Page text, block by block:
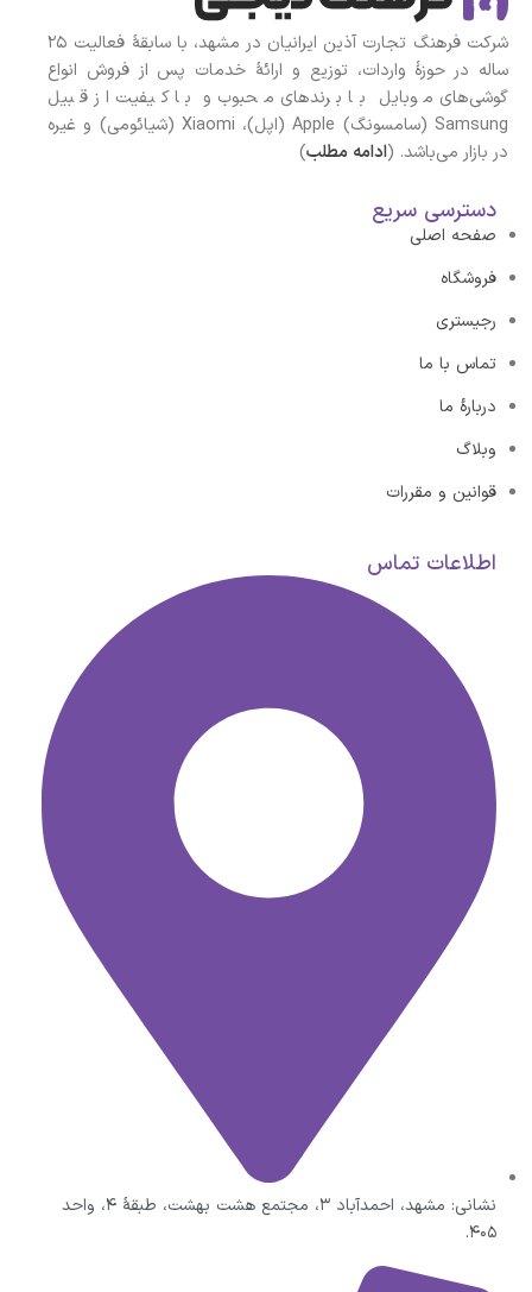
شرکت فرهنگ تجارت آذین ایرانیان در مشهد، با سابقهٔ فعالیت ۲۵
ساله در حوزهٔ واردات، توزیع و ارائهٔ خدمات پس از فروش انواع
گوشی‌های موبایل با برندهای محبوب و با کیفیت از قبیل
Samsung (سامسونگ) Apple (اپل)، Xiaomi (شیائومی)‌ و غیره
در بازار می‌باشد. (ادامه مطلب)
دسترسی سریع
صفحه اصلی
فروشگاه
رجیستری
تماس با ما
درباره‌ٔ ما
وبلاگ
قوانین و مقررات
اطلاعات تماس
نشانی: مشهد، احمدآباد ۳، مجتمع هشت بهشت، طبقهٔ ۴، واحد
۴۰۵.